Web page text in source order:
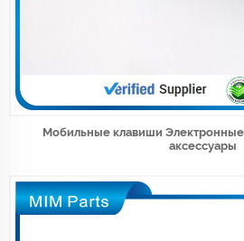
Мобильные клавиши
аксессуары